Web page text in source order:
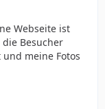
Webseite ist
Besucher
meine Fotos